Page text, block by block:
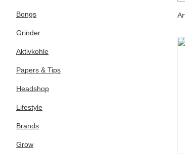
Bongs
Grinder
Aktivkohle
Papers & Tips
Headshop
Lifestyle
Brands
Grow